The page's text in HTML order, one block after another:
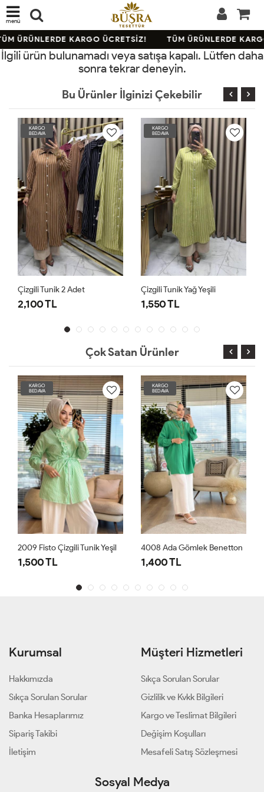
menü
ÜRÜNLERDE KARGO ÜCRETSİZ! TÜM ÜRÜNLERDE
İlgili ürün bulunamadı veya satışa kapalı. Lütfen daha
sonra tekrar deneyin.
Bu Ürünler İlginizi Çekebilir
Tunik 2 Adet
TL
Çizgili Tunik Yağ Yeşili
1,550 TL
Çok Satan Ürünler
KARGO
BEDAVA
2009 Fisto Çizgili Tunik Yeşil
1,500 TL
KARGO
BEDAVA
4008 Ada Gömlek Benetton
1,400 TL
Kurumsal
Hakkımızda
Sıkça Sorulan Sorular
Banka Hesaplarımız
Sipariş Takibi
İletişim
Müşteri Hizmetleri
Sıkça Sorulan Sorular
Gizlilik ve Kvkk Bilgileri
Kargo ve Teslimat Bilgileri
Değişim Koşulları
Mesafeli Satış Sözleşmesi
Sosyal Medya